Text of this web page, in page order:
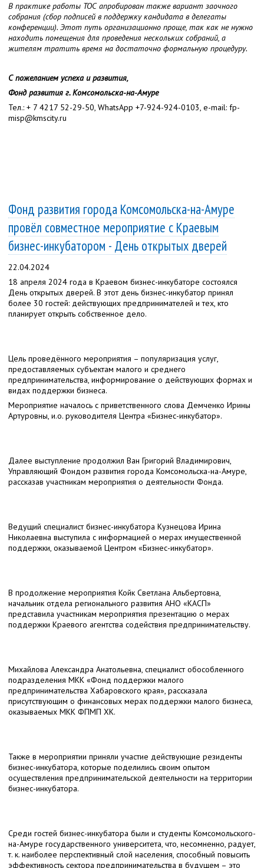
В практике работы ТОС апробирован также вариант заочного
собрания (сбор подписей в поддержку кандидата в делегаты
конференции). Этот путь организационно проще, так как не нужно
находить помещения для проведения нескольких собраний, а
жителям тратить время на достаточно формальную процедуру.
С пожеланием успеха и развития,
Фонд развития г. Комсомольска-на-Амуре
Тел.: + 7 4217 52-29-50, WhatsApp +7-924-924-0103, e-mail: fp-
misp@kmscity.ru
Фонд развития города Комсомольска-на-Амуре
провёл совместное мероприятие с Краевым
бизнес-инкубатором - День открытых дверей
22.04.2024
18 апреля 2024 года в Краевом бизнес-инкубаторе состоялся
День открытых дверей. В этот день бизнес-инкубатор принял
более 30 гостей: действующих предпринимателей и тех, кто
планирует открыть собственное дело.
Цель проведённого мероприятия – популяризация услуг,
предоставляемых субъектам малого и среднего
предпринимательства, информирование о действующих формах и
видах поддержки бизнеса.
Мероприятие началось с приветственного слова Демченко Ирины
Артуровны, и.о. руководителя Центра «Бизнес-инкубатор».
Далее выступление продолжил Ван Григорий Владимирович,
Управляющий Фондом развития города Комсомольска-на-Амуре,
рассказав участникам мероприятия о деятельности Фонда.
Ведущий специалист бизнес-инкубатора Кузнецова Ирина
Николаевна выступила с информацией о мерах имущественной
поддержки, оказываемой Центром «Бизнес-инкубатор».
В продолжение мероприятия Койк Светлана Альбертовна,
начальник отдела регионального развития АНО «КАСП»
представила участникам мероприятия презентацию о мерах
поддержки Краевого агентства содействия предпринимательству.
Михайлова Александра Анатольевна, специалист обособленного
подразделения МКК «Фонд поддержки малого
предпринимательства Хабаровского края», рассказала
присутствующим о финансовых мерах поддержки малого бизнеса,
оказываемых МКК ФПМП ХК.
Также в мероприятии приняли участие действующие резиденты
бизнес-инкубатора, которые поделились своим опытом
осуществления предпринимательской деятельности на территории
бизнес-инкубатора.
Среди гостей бизнес-инкубатора были и студенты Комсомольского-
на-Амуре государственного университета, что, несомненно, радует,
т. к. наиболее перспективный слой населения, способный повысить
эффективность сектора предпринимательства в будущем – это